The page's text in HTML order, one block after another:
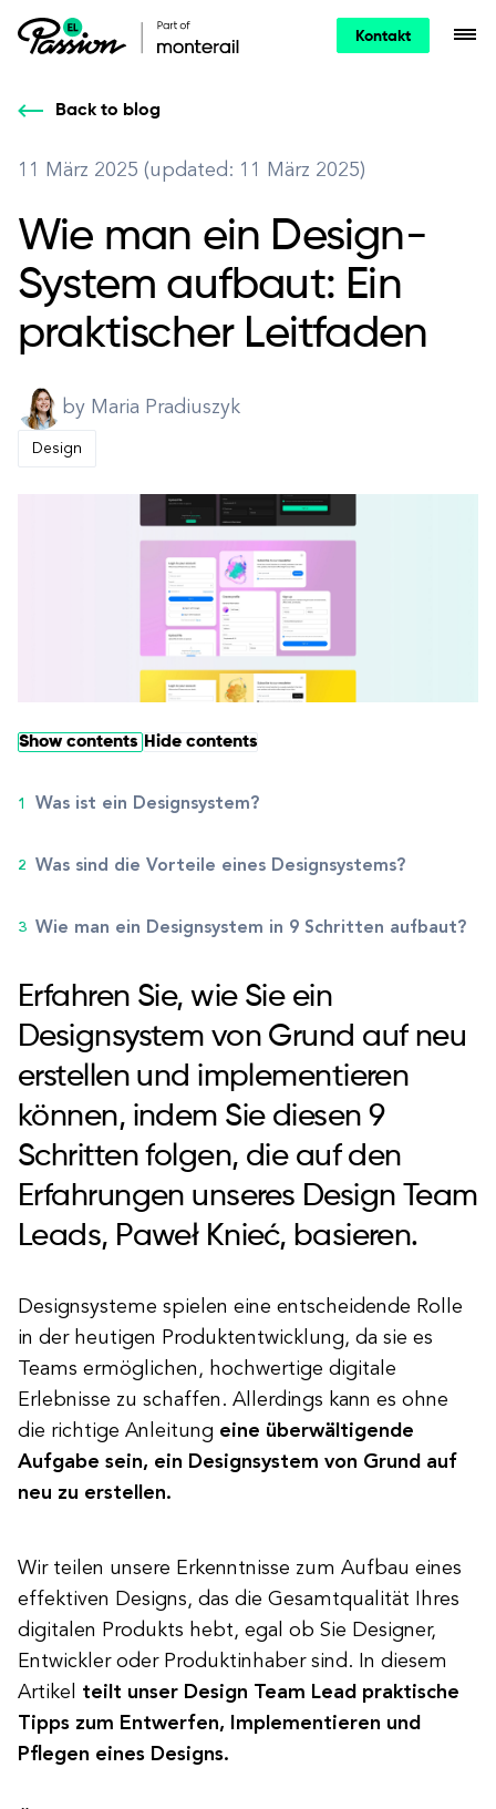
Kontakt
Back to blog
11 März 2025 (updated: 11 März 2025)
Wie man ein Design-
System aufbaut: Ein
praktischer Leitfaden
by Maria Pradiuszyk
Design
Show contents Hide contents
Was ist ein Designsystem?
Was sind die Vorteile eines Designsystems?
Wie man ein Designsystem in 9 Schritten aufbaut?
Erfahren Sie, wie Sie ein
Designsystem von Grund auf neu
erstellen und implementieren
können, indem Sie diesen 9
Schritten folgen, die auf den
Erfahrungen unseres Design Team
Leads, Paweł Knieć, basieren.
Designsysteme spielen eine entscheidende Rolle
in der heutigen Produktentwicklung, da sie es
Teams ermöglichen, hochwertige digitale
Erlebnisse zu schaffen. Allerdings kann es ohne
die richtige Anleitung eine überwältigende
Aufgabe sein, ein Designsystem von Grund auf
neu zu erstellen.
Wir teilen unsere Erkenntnisse zum Aufbau eines
effektiven Designs, das die Gesamtqualität Ihres
digitalen Produkts hebt, egal ob Sie Designer,
Entwickler oder Produktinhaber sind. In diesem
Artikel teilt unser Design Team Lead praktische
Tipps zum Entwerfen, Implementieren und
Pflegen eines Designs.